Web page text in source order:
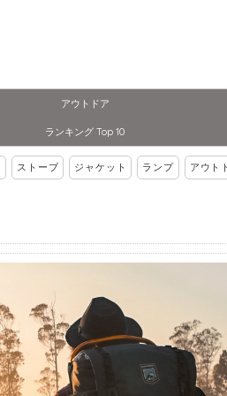
アウトドア
ランキング Top 10
ストーブ ジャケット ランプ アウト